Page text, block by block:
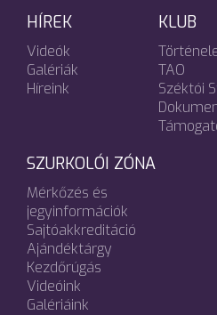
HÍREK
Videók
Galériák
Híreink
KLUB
TAO
Széktói
SZURKOLÓI ZÓNA
Mérkőzés és
jegyinformációk
Sajtóakkreditáció
Ajándéktárgy
Kezdőrúgás
Videóink
Galériáink